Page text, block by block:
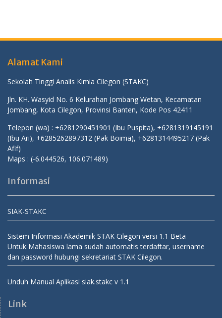
Alamat Kami
Sekolah Tinggi Analis Kimia Cilegon (STAKC)
Jln. KH. Wasyid No. 6 Kelurahan Jombang Wetan, Kecamatan
Jombang, Kota Cilegon, Provinsi Banten, Kode Pos 42411
Telepon (wa) : +6281290451901 (Ibu Puspita), +6281319145191
(Ibu Ari), +6285262897312 (Pak Boima), +6281314495217 (Pak
Afif)
Maps : (-6.044526, 106.071489)
Informasi
SIAK-STAKC
Sistem Informasi Akademik STAK Cilegon versi 1.1 Beta
Untuk Mahasiswa lama sudah automatis terdaftar, username
dan password hubungi sekretariat STAK Cilegon.
Unduh Manual Aplikasi siak.stakc v 1.1
Link